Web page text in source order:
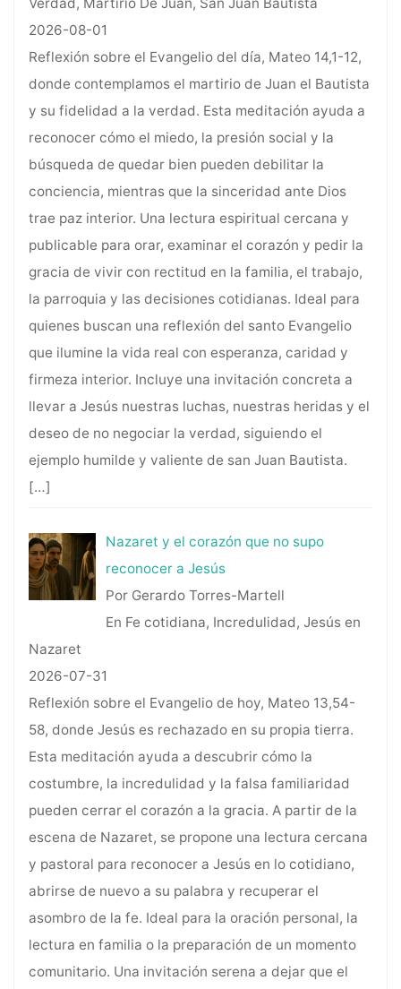
2026-08-01
Reflexión sobre el Evangelio del día, Mateo 14,1-12,
donde contemplamos el martirio de Juan el Bautista
y su fidelidad a la verdad. Esta meditación ayuda a
reconocer cómo el miedo, la presión social y la
búsqueda de quedar bien pueden debilitar la
conciencia, mientras que la sinceridad ante Dios
trae paz interior. Una lectura espiritual cercana y
publicable para orar, examinar el corazón y pedir la
gracia de vivir con rectitud en la familia, el trabajo,
la parroquia y las decisiones cotidianas. Ideal para
quienes buscan una reflexión del santo Evangelio
que ilumine la vida real con esperanza, caridad y
firmeza interior. Incluye una invitación concreta a
llevar a Jesús nuestras luchas, nuestras heridas y el
deseo de no negociar la verdad, siguiendo el
ejemplo humilde y valiente de san Juan Bautista.
[…]
Nazaret y el corazón que no supo
reconocer a Jesús
Por Gerardo Torres-Martell
En Fe cotidiana, Incredulidad, Jesús en
Nazaret
2026-07-31
Reflexión sobre el Evangelio de hoy, Mateo 13,54-
58, donde Jesús es rechazado en su propia tierra.
Esta meditación ayuda a descubrir cómo la
costumbre, la incredulidad y la falsa familiaridad
pueden cerrar el corazón a la gracia. A partir de la
escena de Nazaret, se propone una lectura cercana
y pastoral para reconocer a Jesús en lo cotidiano,
abrirse de nuevo a su palabra y recuperar el
asombro de la fe. Ideal para la oración personal, la
lectura en familia o la preparación de un momento
comunitario. Una invitación serena a dejar que el